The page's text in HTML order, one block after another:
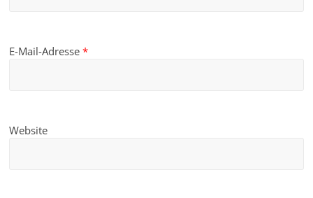
E-Mail-Adresse*
Website